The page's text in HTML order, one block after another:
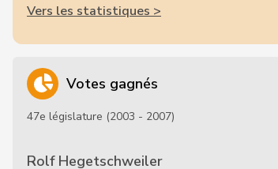
Vers les statistiques >
Votes gagnés
47e législature (2003 - 2007)
Rolf Hegetschweiler